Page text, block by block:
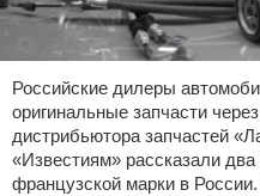
Российские дилеры
оригинальные запчасти
дистрибьютора запчастей
«Известиям» рассказали
французской марки в